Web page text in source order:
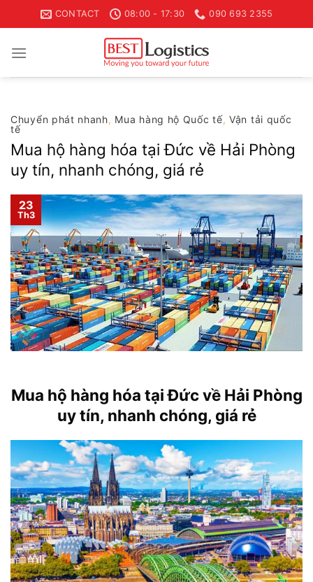
to
CONTACT 08:00 - 17:30 090 693 2355
Chuyển phát nhanh, Mua hàng hộ Quốc tế,Vận tải quốc
tế
Mua hộ hàng hóa tại Đức về Hải Phòng
uy tín, nhanh chóng, giá rẻ
23
Th3
Mua hộ hàng hóa tại Đức về Hải Phòng
uy tín, nhanh chóng, giá rẻ